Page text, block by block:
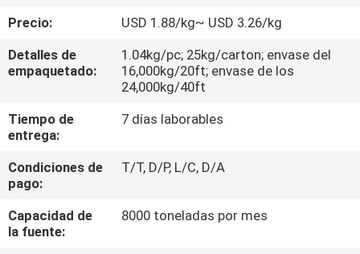
CONTACTA
CON
NOSOTROS
NOTICIAS
CASOS
Precio:
USD 1.88/kg~ USD 3.26/kg
Detalles de
empaquetado:
1.04kg/pc; 25kg/carton; envase del
16,000kg/20ft; envase de los
24,000kg/40ft
Tiempo de
entrega:
7 días laborables
Condiciones de
pago:
T/T, D/P, L/C, D/A
Capacidad de
la fuente:
8000 toneladas por mes